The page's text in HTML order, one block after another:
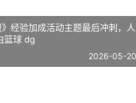
》经验加成活动主题最后冲刺，人
篮球 dg
2026-05-20